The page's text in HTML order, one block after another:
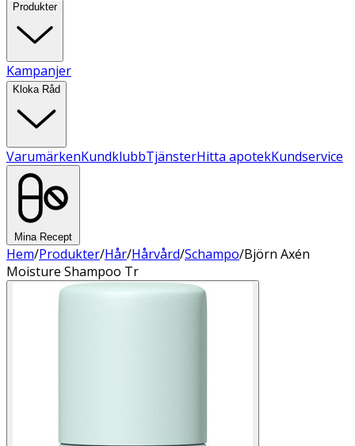
Produkter
Kampanjer
Kloka Råd
VarumärkenKundklubbTjänsterHitta apotekKundservice
Mina Recept
Hem/Produkter/Hår/Hårvård/Schampo/Björn Axén
Moisture Shampoo Tr